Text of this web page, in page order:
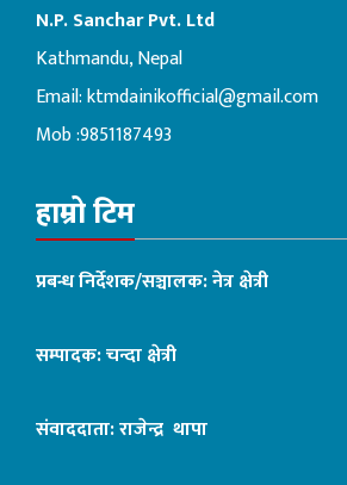
N.P. Sanchar Pvt. Ltd
Kathmandu, Nepal
Email:ktmdainikofficial@gmail.com
Mob :9851187493
हाम्रो टिम
प्रबन्ध निर्देशक/सञ्चालक: नेत्र क्षेत्री
सम्पादक: चन्दा क्षेत्री
संवाददाता: राजेन्द्र थापा